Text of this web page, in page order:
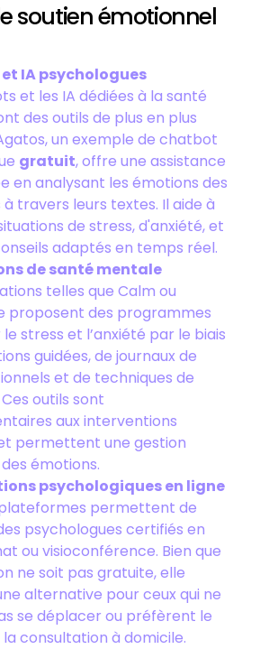
soutien émotionnel
IA psychologues
et les IA dédiées à la santé
des outils de plus en plus
un exemple de chatbot
gratuit, offre une assistance
en analysant les émotions des
travers leurs textes. Il aide à
de stress, d'anxiété, et
adaptés en temps réel.
de santé mentale
telles que Calm ou
proposent des programmes
stress et l’anxiété par le biais
guidées, de journaux de
et de techniques de
outils sont
aux interventions
permettent une gestion
émotions.
psychologiques en ligne
permettent de
psychologues certifiés en
ou visioconférence. Bien que
ne soit pas gratuite, elle
alternative pour ceux qui ne
se déplacer ou préfèrent le
consultation à domicile.